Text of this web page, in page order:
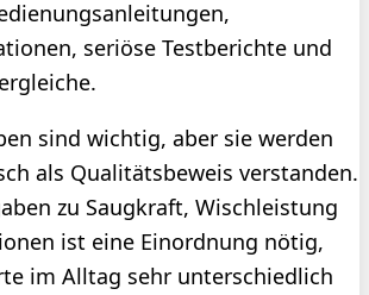
seriöse Testberichte und
sind wichtig, aber sie werden
als Qualitätsbeweis verstanden.
zu Saugkraft, Wischleistung
ist eine Einordnung nötig,
im Alltag sehr unterschiedlich